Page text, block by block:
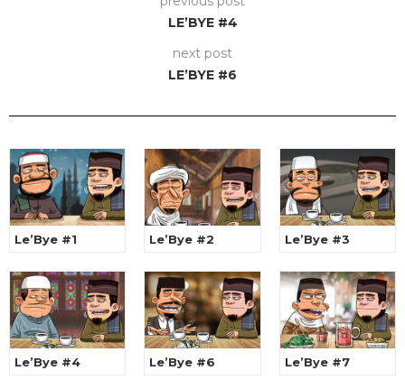
LE’BYE #4
next post
LE’BYE #6
Le’Bye #1 Le’Bye #2 Le’Bye #3
Le’Bye #4 Le’Bye #6 Le’Bye #7